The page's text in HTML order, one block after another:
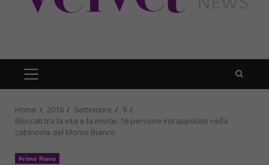
PRIMARY
MENU
Home 2016 Settembre
9
Bloccati tra la vita e la morte: 16 persone intrappolate nella
cabinovia del Monte Bianco
Primo Piano